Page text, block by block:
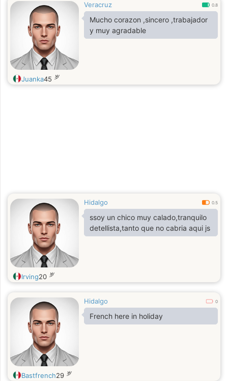
Veracruz 0.8
Mucho corazon ,sincero ,trabajador
y muy agradable
Juanka45 岁
Hidalgo 0.5
ssoy un chico muy calado,tranquilo
detellista,tanto que no cabria aqui js
Irving20 岁
Hidalgo 0
French here in holiday
Bastfrench29 岁